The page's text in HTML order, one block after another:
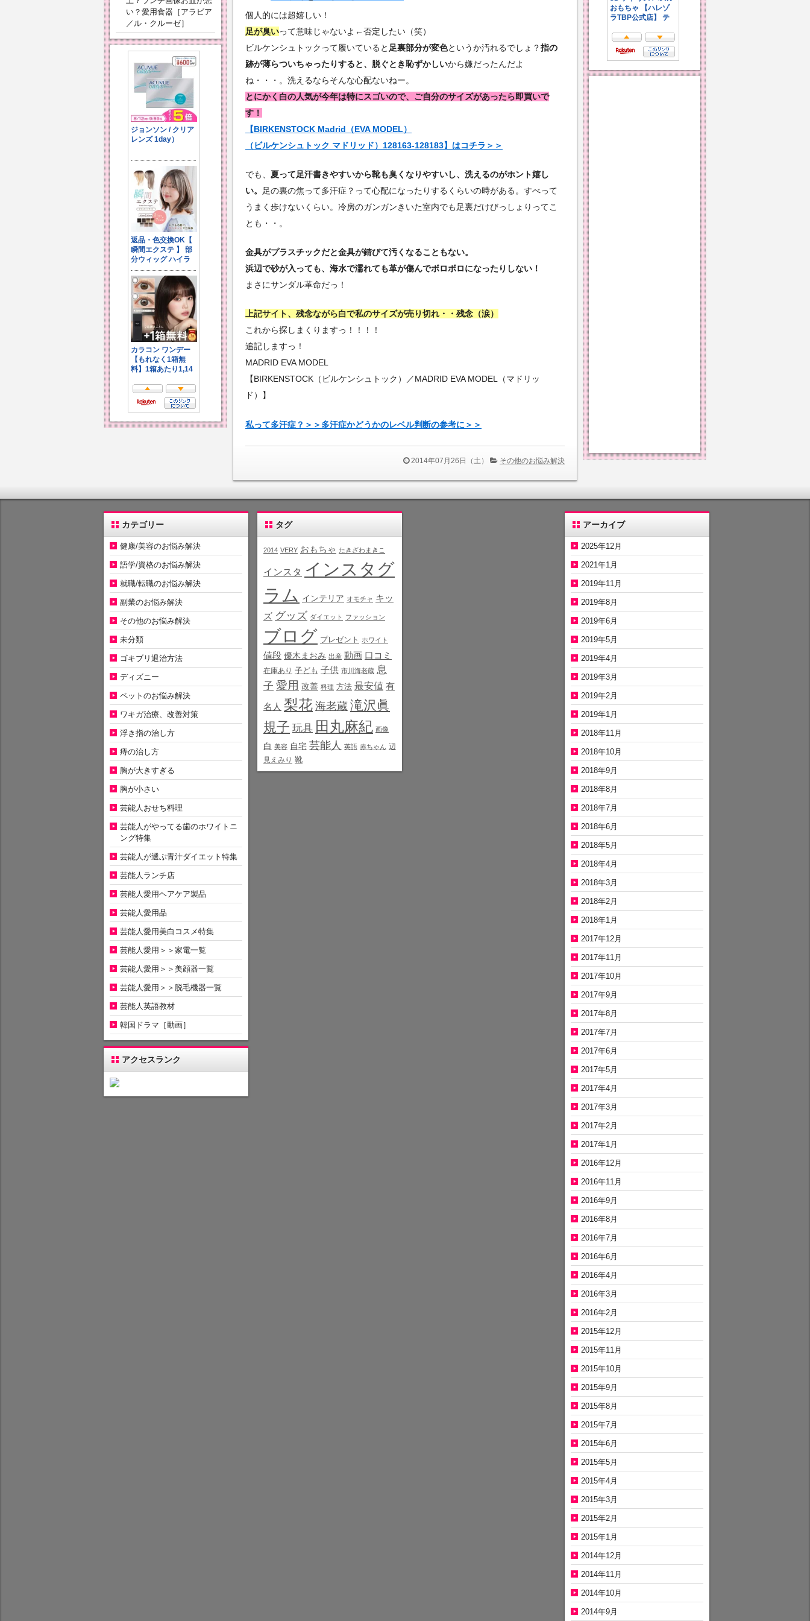
個人的には超嬉しい！
足が臭いって意味じゃないよ←否定したい（笑）
ビルケンシュトックって履いていると 足裏部分が変色というか汚れるでしょ？指の
跡が薄らついちゃったりすると、脱ぐとき恥ずかしいから嫌だったんだよ
ね・・・。洗えるならそんな心配ないねー。
とにかく白の人気が今年は特にスゴいので、ご自分のサイズがあったら即買いで
す！
【BIRKENSTOCK Madrid（EVA MODEL）
（ビルケンシュトック マドリッド）128163-128183】はコチラ＞＞
でも、 夏って足汗書きやすいから靴も臭くなりやすいし、洗えるのがホント嬉し
い。 足の裏の焦って多汗症？って心配になったりするくらいの時がある。すべって
うまく歩けないくらい。冷房のガンガンきいた室内でも足裏だけびっしょりってこ
とも・・。
金具がプラスチックだと金具が錆びて汚くなることもない。
浜辺で砂が入っても、海水で濡れても革が傷んでボロボロになったりしない！
まさにサンダル革命だっ！
上記サイト、残念ながら白で私のサイズが売り切れ・・残念（涙）
これから探しまくりますっ！！！！
追記しますっ！
MADRID EVA MODEL
【BIRKENSTOCK（ビルケンシュトック）／MADRID EVA MODEL（マドリッ
ド）】
私って多汗症？＞＞多汗症かどうかのレベル判断の参考に＞＞
2014年07月26日（土） その他のお悩み解決
い？愛用食器［アラビア
／ル・クルーゼ］
カテゴリー
健康/美容のお悩み解決
語学/資格のお悩み解決
就職/転職のお悩み解決
副業のお悩み解決
その他のお悩み解決
未分類
ゴキブリ退治方法
ディズニー
ペットのお悩み解決
ワキガ治療、改善対策
浮き指の治し方
痔の治し方
胸が大きすぎる
胸が小さい
芸能人おせち料理
芸能人がやってる歯のホワイトニ
ング特集
芸能人が選ぶ青汁ダイエット特集
芸能人ランチ店
芸能人愛用ヘアケア製品
芸能人愛用品
芸能人愛用美白コスメ特集
芸能人愛用＞＞家電一覧
芸能人愛用＞＞美顔器一覧
芸能人愛用＞＞脱毛機器一覧
芸能人英語教材
韓国ドラマ［動画］
アクセスランク
タグ
2014 VERY おもちゃ たきざわまきこ
インスタ インスタグ
ラム インテリア オモチャ キッ
ズ グッズ ダイエット ファッション
ブログ プレゼント ホワイト
値段 優木まおみ 出産 動画 口コミ
在庫あり 子ども 子供 市川海老蔵 息
子 愛用 改善 料理 方法 最安値 有
名人 梨花 海老蔵 滝沢眞
規子 玩具 田丸麻紀 画像
白 美容 自宅 芸能人 英語 赤ちゃん 辺
見えみり 靴
アーカイブ
2025年12月
2021年1月
2019年11月
2019年8月
2019年6月
2019年5月
2019年4月
2019年3月
2019年2月
2019年1月
2018年11月
2018年10月
2018年9月
2018年8月
2018年7月
2018年6月
2018年5月
2018年4月
2018年3月
2018年2月
2018年1月
2017年12月
2017年11月
2017年10月
2017年9月
2017年8月
2017年7月
2017年6月
2017年5月
2017年4月
2017年3月
2017年2月
2017年1月
2016年12月
2016年11月
2016年9月
2016年8月
2016年7月
2016年6月
2016年4月
2016年3月
2016年2月
2015年12月
2015年11月
2015年10月
2015年9月
2015年8月
2015年7月
2015年6月
2015年5月
2015年4月
2015年3月
2015年2月
2015年1月
2014年12月
2014年11月
2014年10月
2014年9月